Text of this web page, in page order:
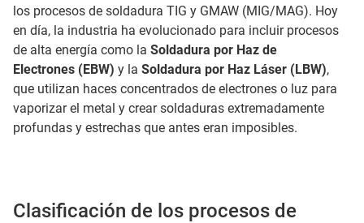
los procesos de soldadura TIG y GMAW (MIG/MAG). Hoy
en día, la industria ha evolucionado para incluir procesos
de alta energía como la Soldadura por Haz de
Electrones (EBW) y la Soldadura por Haz Láser (LBW),
que utilizan haces concentrados de electrones o luz para
vaporizar el metal y crear soldaduras extremadamente
profundas y estrechas que antes eran imposibles.
Clasificación de los procesos de